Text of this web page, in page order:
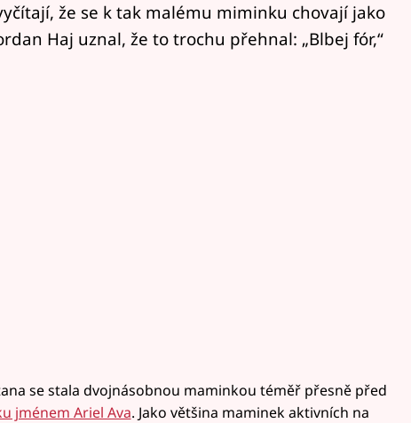
že se k tak malému miminku chovají jako
Haj uznal, že to trochu přehnal: „Blbej fór,“
se stala dvojnásobnou maminkou téměř přesně před
jménem Ariel Ava. Jako většina maminek aktivních na